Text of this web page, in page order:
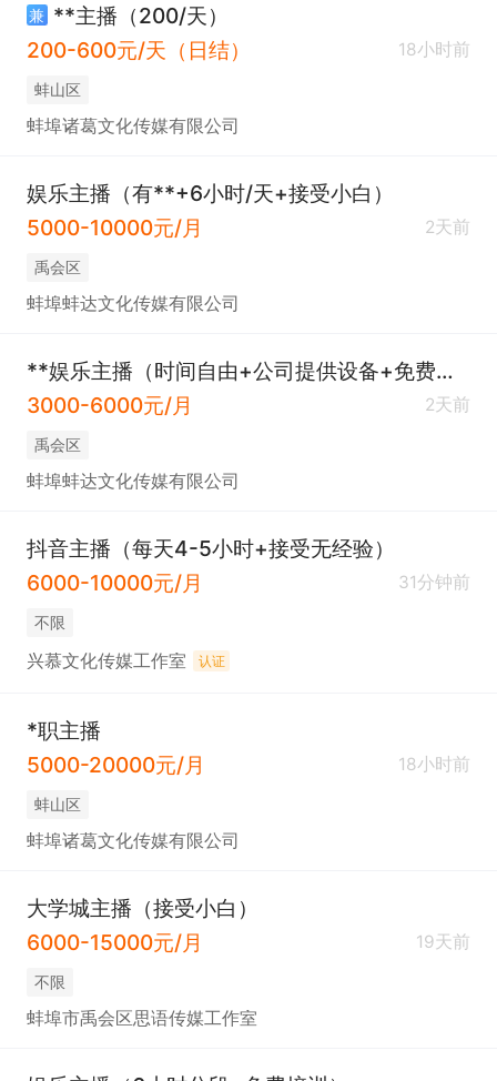
兼 **主播（200/天）
200-600元/天（日结）
18小时前
蚌山区
蚌埠诸葛文化传媒有限公司
娱乐主播（有**+6小时/天+接受小白）
5000-10000元/月
2天前
禹会区
蚌埠蚌达文化传媒有限公司
**娱乐主播（时间自由+公司提供设备+免费培训）
3000-6000元/月
2天前
禹会区
蚌埠蚌达文化传媒有限公司
抖音主播（每天4-5小时+接受无经验）
6000-10000元/月
31分钟前
不限
兴慕文化传媒工作室 认证
*职主播
5000-20000元/月
18小时前
蚌山区
蚌埠诸葛文化传媒有限公司
大学城主播（接受小白）
6000-15000元/月
19天前
不限
蚌埠市禹会区思语传媒工作室